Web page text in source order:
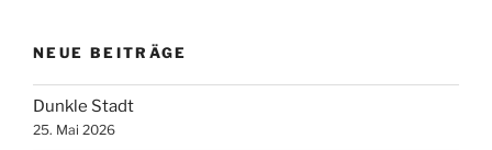
NEUE BEITRÄGE
Dunkle Stadt
25. Mai 2026